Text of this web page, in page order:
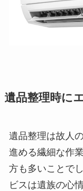
遺品整理時に
遺品整理は故人
進める繊細な作
方も多いことで
ビスは遺族の心